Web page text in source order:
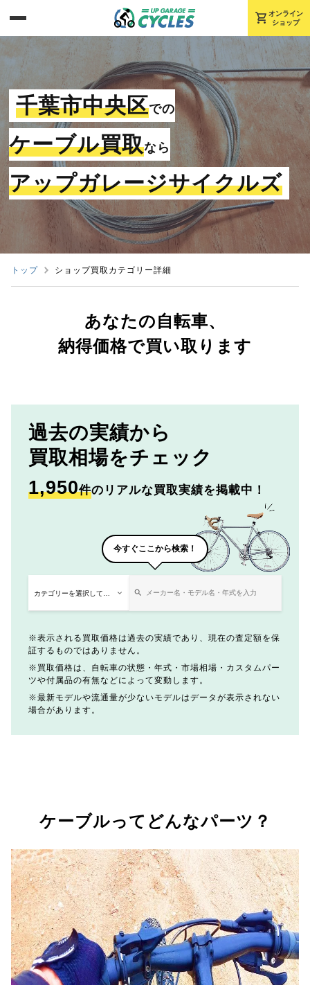
shopping_cart オンライン
ショップ
千葉市中央区での
ケーブル買取なら
アップガレージサイクルズ
トップ ショップ買取カテゴリー詳細
あなたの自転車、
納得価格で買い取ります
過去の実績から
買取相場をチェック
1,950件のリアルな買取実績を掲載中！
今すぐここから検索！
表示される買取価格は過去の実績であり、現在の査定額を保
証するものではありません。
買取価格は、自転車の状態・年式・市場相場・カスタムパー
ツや付属品の有無などによって変動します。
最新モデルや流通量が少ないモデルはデータが表示されない
場合があります。
ケーブルってどんなパーツ？